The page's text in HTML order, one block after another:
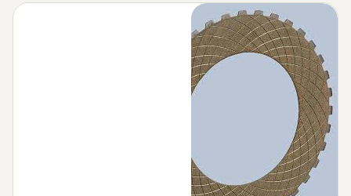
صفحه گرافیتی فیات آلیس
صفحه گیربکس لودر چینی
صفحه گیربکس میتسوبیشی
صفحه گیربکس جی سی بی بنفورد
صفحه گیربکس ماشین های نظامی
صفحه گیربکس برنزی زداف
لنت ترمز برنزی
لنت ترمز الکتروموتور
لنت ورق
لنت کلاچ ماشین آلات پرس
لنت کفشکی
باند ترمز گیربکس